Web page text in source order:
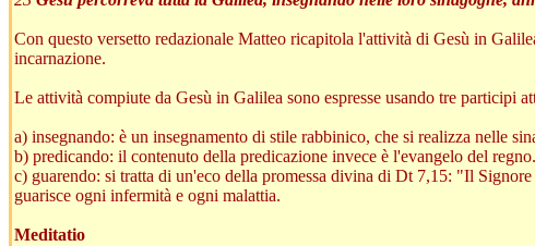
Con questo versetto redazionale Matteo ricapitola l'attività di Gesù in
incarnazione.
Le attività compiute da Gesù in Galilea sono espresse usando tre participi
a) insegnando: è un insegnamento di stile rabbinico, che si realizza nelle
b) predicando: il contenuto della predicazione invece è l'evangelo del
c) guarendo: si tratta di un'eco della promessa divina di Dt 7,15: "Il
guarisce ogni infermità e ogni malattia.
Meditatio